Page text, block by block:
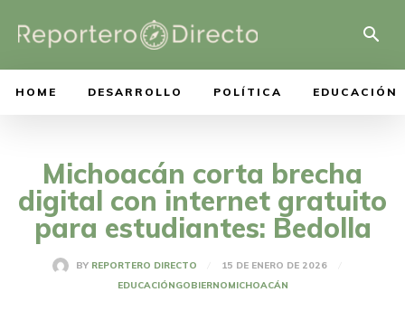
HOME DESARROLLO POLÍTICA EDUCACIÓN
Michoacán corta brecha
digital con internet gratuito
para estudiantes: Bedolla
BY REPORTERO DIRECTO
15 DE ENERO DE 2026
EDUCACIÓNGOBIERNOMICHOACÁN